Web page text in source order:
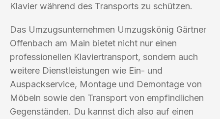
Klavier während des Transports zu schützen.
Das Umzugsunternehmen Umzugskönig Gärtner
Offenbach am Main bietet nicht nur einen
professionellen Klaviertransport, sondern auch
weitere Dienstleistungen wie Ein- und
Auspackservice, Montage und Demontage von
Möbeln sowie den Transport von empfindlichen
Gegenständen. Du kannst dich also auf einen